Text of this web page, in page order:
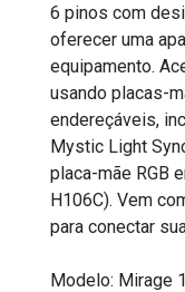
6 pinos com
oferecer uma
equipamento.
usando placas-
endereçáveis,
Mystic Light
placa-mãe RGB
H106C). Vem
para conectar
Modelo: Mirage